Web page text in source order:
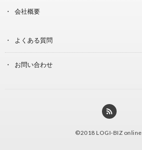
会社概要
よくある質問
お問い合わせ
©2018 LOGI-BIZ online